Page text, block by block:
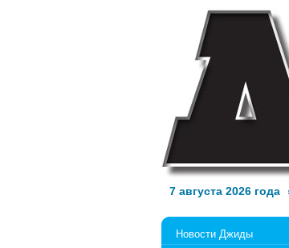
7 августа 2026 года
Новости Джиды